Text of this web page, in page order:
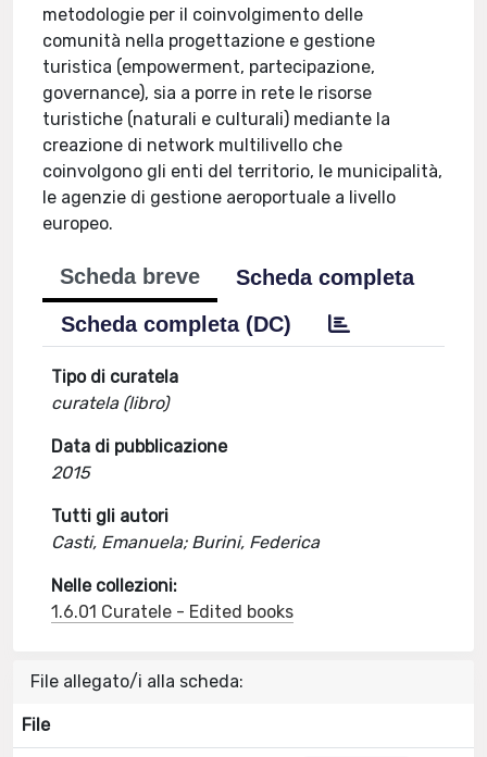
metodologie per il coinvolgimento delle
comunità nella progettazione e gestione
turistica (empowerment, partecipazione,
governance), sia a porre in rete le risorse
turistiche (naturali e culturali) mediante la
creazione di network multilivello che
coinvolgono gli enti del territorio, le municipalità,
le agenzie di gestione aeroportuale a livello
europeo.
Scheda breve
Scheda completa
Scheda completa (DC)
Tipo di curatela
curatela (libro)
Data di pubblicazione
2015
Tutti gli autori
Casti, Emanuela; Burini, Federica
Nelle collezioni:
1.6.01 Curatele - Edited books
File allegato/i alla scheda:
File